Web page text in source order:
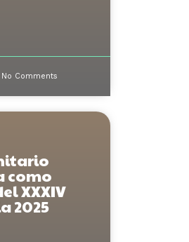
No Comments
como
XXXIV
2025